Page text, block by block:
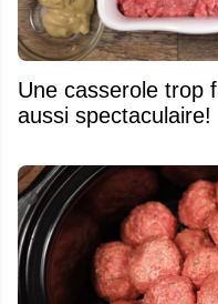
Une casserole trop
aussi spectaculaire!